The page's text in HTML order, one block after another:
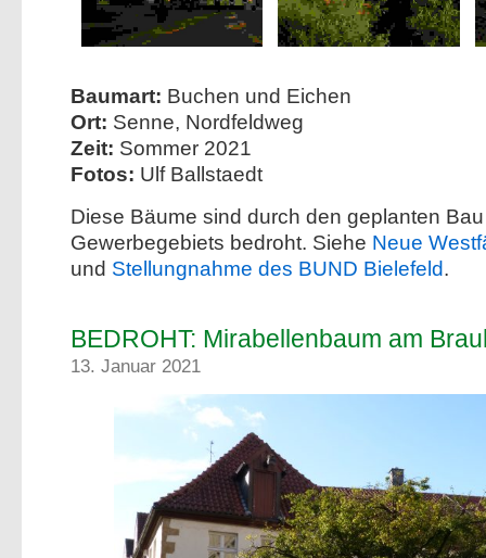
Baumart: Buchen und Eichen
Ort: Senne, Nordfeldweg
Zeit: Sommer 2021
Fotos: Ulf Ballstaedt
Diese Bäume sind durch den geplanten
Gewerbegebiets bedroht. Siehe Neue
und Stellungnahme des BUND Bielefeld.
BEDROHT: Mirabellenbaum am
13. Januar 2021